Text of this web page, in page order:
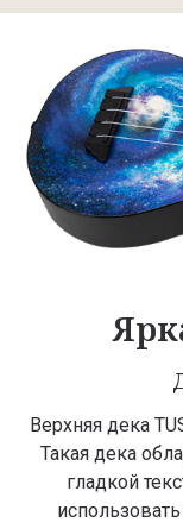
Верхняя дека
Такая дека
гладкой